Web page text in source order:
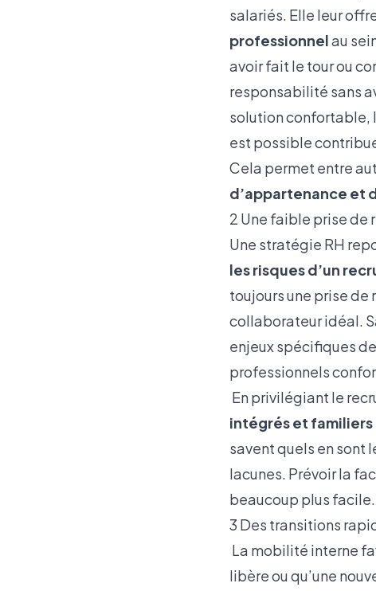
salariés. Elle leur
professionnelau
avoir fait le tour ou
responsabilité sans
solution confortable,
est possible
Cela permet entre
d’appartenance et
2 Une faible prise de
Une stratégie RH
les risques d’un
toujours une prise de
collaborateur idéal.
enjeux spécifiques
professionnels
En privilégiant le
intégrés et familiers
savent quels en sont
lacunes. Prévoir la
beaucoup plus facile.
3 Des transitions
La mobilité interne
libère ou qu’une